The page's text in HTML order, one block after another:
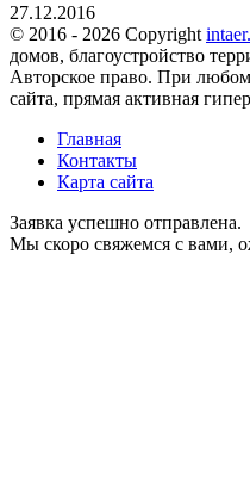
27.12.2016
© 2016 - 2026 Copyright
домов, благоустройство
Авторское право. При
сайта, прямая активная
Главная
Контакты
Карта сайта
Заявка успешно отправлена.
Мы скоро свяжемся с вами,